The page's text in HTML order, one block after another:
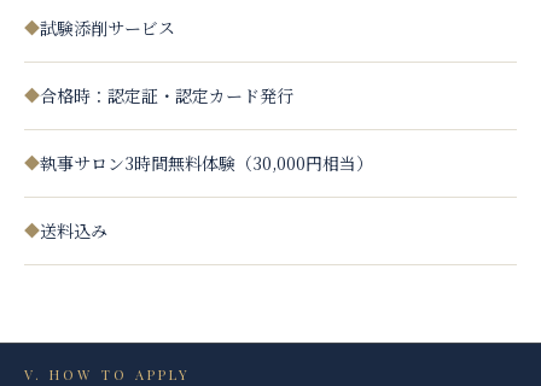
◆試験添削サービス
◆合格時：認定証・認定カード発行
◆執事サロン3時間無料体験（30,000円相当）
◆送料込み
V.HOW TO APPLY